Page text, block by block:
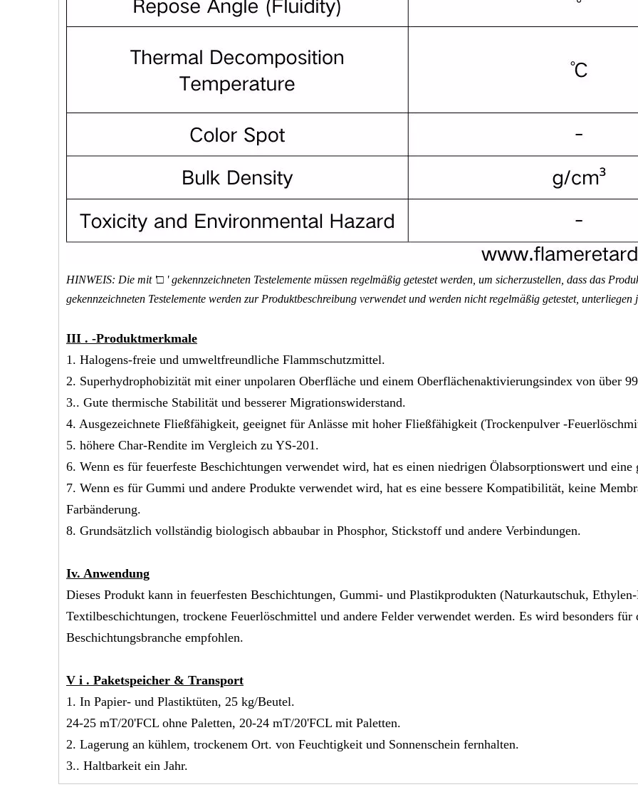
HINWEIS: Die mit '□ ' gekennzeichneten Testelemente müssen regelmäßig getestet werden, um sicherzustellen, dass das
gekennzeichneten Testelemente werden zur Produktbeschreibung verwendet und werden nicht regelmäßig getestet, unterliegen
III . -Produktmerkmale
1. Halogens-freie und umweltfreundliche Flammschutzmittel.
2. Superhydrophobizität mit einer unpolaren Oberfläche und einem Oberflächenaktivierungsindex von über
3.. Gute thermische Stabilität und besserer Migrationswiderstand.
4. Ausgezeichnete Fließfähigkeit, geeignet für Anlässe mit hoher Fließfähigkeit (Trockenpulver -
5. höhere Char-Rendite im Vergleich zu YS-201.
6. Wenn es für feuerfeste Beschichtungen verwendet wird, hat es einen niedrigen Ölabsorptionswert und eine
7. Wenn es für Gummi und andere Produkte verwendet wird, hat es eine bessere Kompatibilität, keine
Farbänderung.
8. Grundsätzlich vollständig biologisch abbaubar in Phosphor, Stickstoff und andere Verbindungen.
Iv. Anwendung
Dieses Produkt kann in feuerfesten Beschichtungen, Gummi- und Plastikprodukten (Naturkautschuk,
Textilbeschichtungen, trockene Feuerlöschmittel und andere Felder verwendet werden. Es wird besonders
Beschichtungsbranche empfohlen.
V i . Paketspeicher & Transport
1. In Papier- und Plastiktüten, 25 kg/Beutel.
24-25 mT/20'FCL ohne Paletten, 20-24 mT/20'FCL mit Paletten.
2. Lagerung an kühlem, trockenem Ort. von Feuchtigkeit und Sonnenschein fernhalten.
3.. Haltbarkeit ein Jahr.